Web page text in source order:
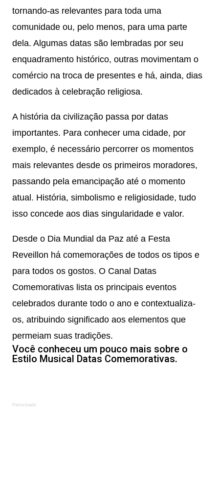
tornando-as relevantes para toda uma
comunidade ou, pelo menos, para uma parte
dela. Algumas datas são lembradas por seu
enquadramento histórico, outras movimentam o
comércio na troca de presentes e há, ainda, dias
dedicados à celebração religiosa.
A história da civilização passa por datas
importantes. Para conhecer uma cidade, por
exemplo, é necessário percorrer os momentos
mais relevantes desde os primeiros moradores,
passando pela emancipação até o momento
atual. História, simbolismo e religiosidade, tudo
isso concede aos dias singularidade e valor.
Desde o Dia Mundial da Paz até a Festa
Reveillon há comemorações de todos os tipos e
para todos os gostos. O Canal Datas
Comemorativas lista os principais eventos
celebrados durante todo o ano e contextualiza-
os, atribuindo significado aos elementos que
permeiam suas tradições.
Você conheceu um pouco mais sobre o
Estilo Musical Datas Comemorativas.
Patrocinado